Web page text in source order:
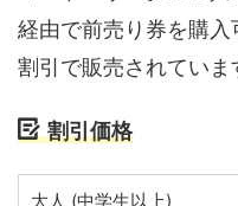
経由で前売り券を購
割引で販売されていま
割引価格
大人 (中学生以上)